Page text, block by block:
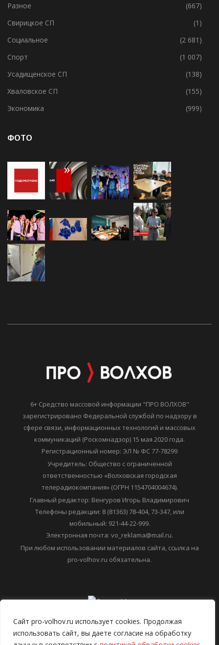
Сайт pro-volhov.ru использует cookies. Продолжая
использовать сайт, вы даете согласие на обработку
Православная Ладога
(78)
Разное
(667)
Свирицкое СП
(1)
Социальное
(2 681)
Спорт
(1 007)
Усадищенское СП
(138)
Хваловское СП
(155)
6+ Средство массовой информации "ПРО ВОЛХОВ"
зарегистрировано Федеральной службой по надзору в
сфере связи, информационных технологий и массовых
коммуникаций (Роскомнадзор) 15 мая 2020 года.
Регистрационный номер: ЭЛ № ФС 77-78299
Учредитель: Общество с ограниченной
ответственностью «Волховская городская
телерадиокомпания» (ОГРН 1154704004674).
Главный редактор: Венгуров Игорь Владимирович
Телефоны редакции: 8 (81363) 78-404, 73-347, или
Электронная почта: vo_reklama@mail.ru.